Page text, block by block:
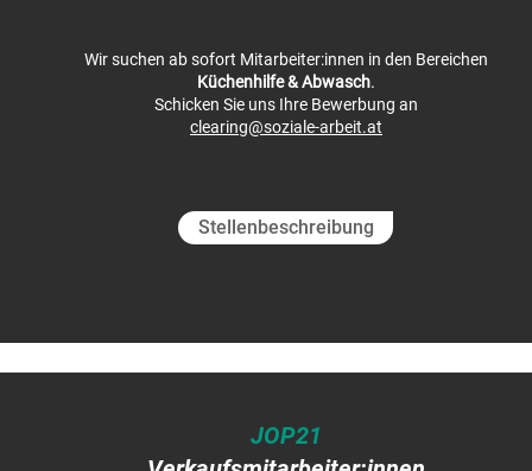
Wir suchen ab sofort Mitarbeiter:innen in den Bereichen
Küchenhilfe & Abwasch.
Schicken Sie uns Ihre Bewerbung an
clearing@soziale-arbeit.at
Stellenbeschreibung
JOP21